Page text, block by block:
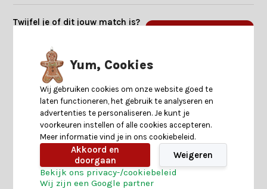
Twijfel je of dit jouw match is?
Productomschrijving
Specificaties
Yum, Cookies
Wij gebruiken cookies om onze website goed te
laten functioneren, het gebruik te analyseren en
advertenties te personaliseren. Je kunt je
voorkeuren instellen of alle cookies accepteren.
Meer informatie vind je in ons cookiebeleid.
Akkoord en
doorgaan
Weigeren
Bekijk ons privacy-/cookiebeleid
Wij zijn een Google partner